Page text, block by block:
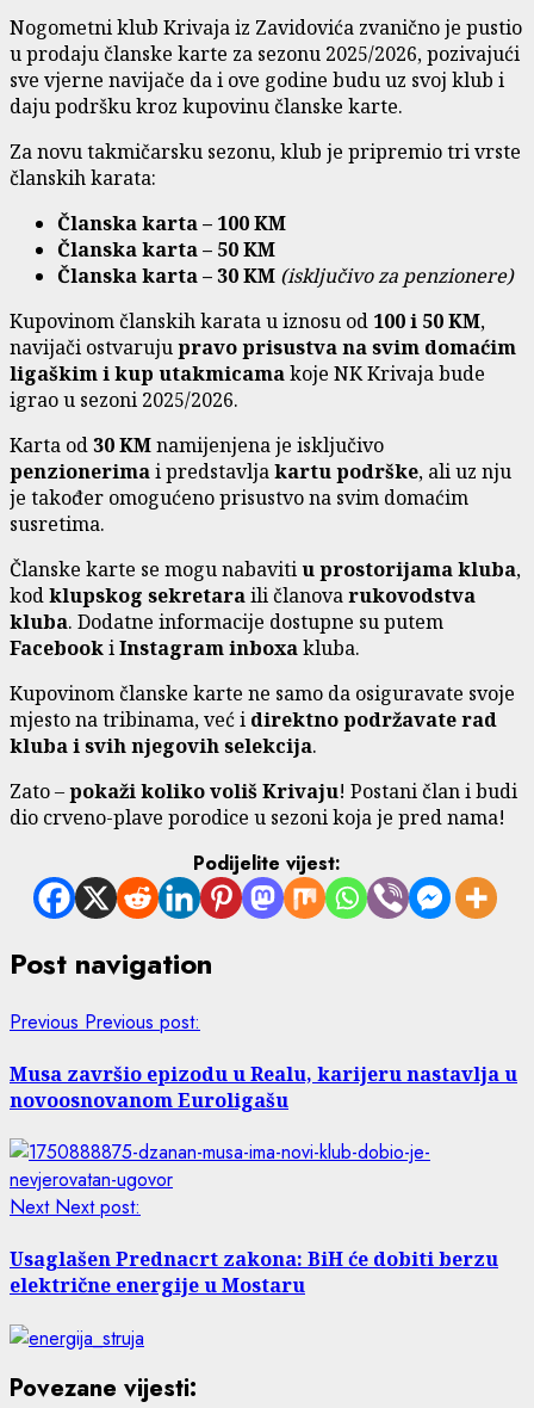
Nogometni klub Krivaja iz Zavidovića zvanično je pustio
u prodaju članske karte za sezonu 2025/2026, pozivajući
sve vjerne navijače da i ove godine budu uz svoj klub i
daju podršku kroz kupovinu članske karte.
Za novu takmičarsku sezonu, klub je pripremio tri vrste
članskih karata:
Članska karta – 100 KM
Članska karta – 50 KM
Članska karta – 30 KM (isključivo za penzionere)
Kupovinom članskih karata u iznosu od 100 i 50 KM,
navijači ostvarujupravo prisustva na svim domaćim
ligaškim i kup utakmicamakoje NK Krivaja bude
igrao u sezoni 2025/2026.
Karta od 30 KMnamijenjena je isključivo
penzionerimai predstavljakartu podrške, ali uz nju
je također omogućeno prisustvo na svim domaćim
susretima.
Članske karte se mogu nabavitiu prostorijama kluba,
kodklupskog sekretaraili članovarukovodstva
kluba. Dodatne informacije dostupne su putem
FacebookiInstagram inboxakluba.
Kupovinom članske karte ne samo da osiguravate svoje
mjesto na tribinama, već i direktno podržavate rad
kluba i svih njegovih selekcija.
Zato –pokaži koliko voliš Krivaju! Postani član i budi
dio crveno-plave porodice u sezoni koja je pred nama!
Podijelite vijest:
Post navigation
Previous Previous post:
Musa završio epizodu u Realu, karijeru nastavlja u
novoosnovanom Euroligašu
Next Next post:
Usaglašen Prednacrt zakona: BiH će dobiti berzu
električne energije u Mostaru
Povezane vijesti: